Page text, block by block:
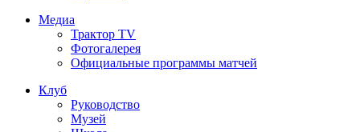
Медиа
Трактор TV
Фотогалерея
Официальные программы матчей
Клуб
Руководство
Музей